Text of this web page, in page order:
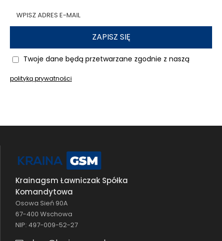
ZAPISZ SIĘ
Twoje dane będą przetwarzane zgodnie z naszą
polityką prywatności
Krainagsm Ławniczak Spółka
Komandytowa
Osowa Sień 90A
67-400 Wschowa
NIP: 497-009-52-27